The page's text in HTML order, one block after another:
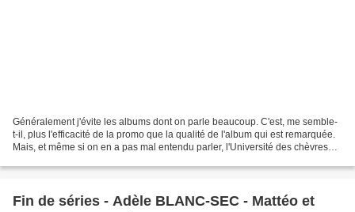
Généralement j'évite les albums dont on parle beaucoup. C'est, me semble-
t-il, plus l'efficacité de la promo que la qualité de l'album qui est remarquée.
Mais, et même si on en a pas mal entendu parler, l'Université des chèvres
Fin de séries - Adèle BLANC-SEC - Mattéo et